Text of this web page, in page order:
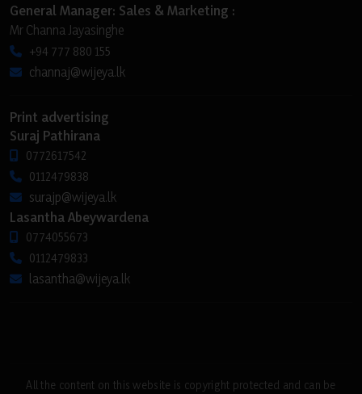
General Manager: Sales & Marketing :
Mr Channa Jayasinghe
+94 777 880 155
channaj@wijeya.lk
Print advertising
Suraj Pathirana
0772617542
0112479838
surajp@wijeya.lk
Lasantha Abeywardena
0774055673
0112479833
lasantha@wijeya.lk
All the content on this website is copyright protected and can be